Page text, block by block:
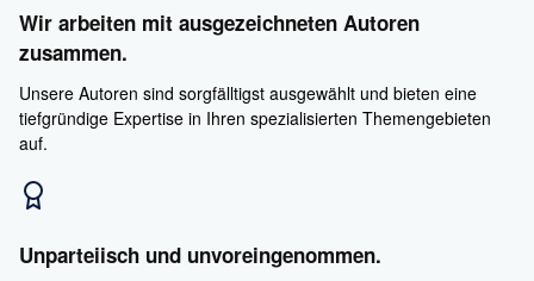
Wir arbeiten mit ausgezeichneten Autoren
zusammen.
Unsere Autoren sind sorgfälltigst ausgewählt und bieten eine
tiefgründige Expertise in Ihren spezialisierten Themengebieten
auf.
Unparteiisch und unvoreingenommen.